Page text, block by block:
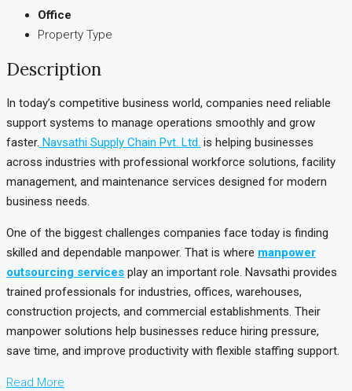
Office
Property Type
Description
In today’s competitive business world, companies need reliable
support systems to manage operations smoothly and grow
faster. Navsathi Supply Chain Pvt. Ltd. is helping businesses
across industries with professional workforce solutions, facility
management, and maintenance services designed for modern
business needs.
One of the biggest challenges companies face today is finding
skilled and dependable manpower. That is where manpower
outsourcing services play an important role. Navsathi provides
trained professionals for industries, offices, warehouses,
construction projects, and commercial establishments. Their
manpower solutions help businesses reduce hiring pressure,
save time, and improve productivity with flexible staffing support.
Read More